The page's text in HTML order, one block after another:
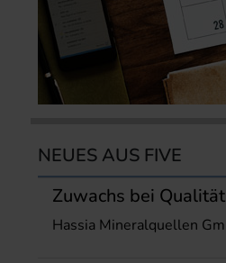
NEUES AUS FIVE
Zuwachs bei
Hassia Mineralquellen